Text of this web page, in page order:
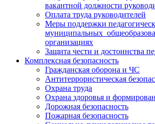
вакантной должности
Оплата труда руководителей
Меры поддержки
муниципальных
организациях
Защита чести и достоинства
Комплексная безопасность
Гражданская оборона и ЧС
Антитеррористическая
Охрана труда
Охрана здоровья и
Дорожная безопасность
Пожарная безопасность